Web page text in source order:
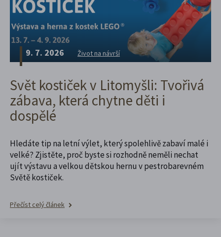
9. 7. 2026 Život na návrší
Svět kostiček v Litomyšli: Tvořivá
zábava, která chytne děti i
dospělé
Hledáte tip na letní výlet, který spolehlivě zabaví malé i
velké? Zjistěte, proč byste si rozhodně neměli nechat
ujít výstavu a velkou dětskou hernu v pestrobarevném
Světě kostiček.
Přečíst celý článek